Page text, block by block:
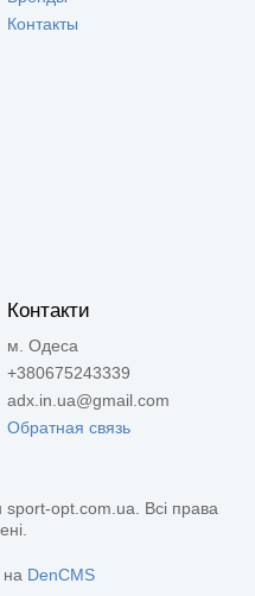
Контакты
Контакти
м. Одеса
+380675243339
adx.in.ua@gmail.com
Обратная связь
opt.com.ua. Всі права
на DenCMS